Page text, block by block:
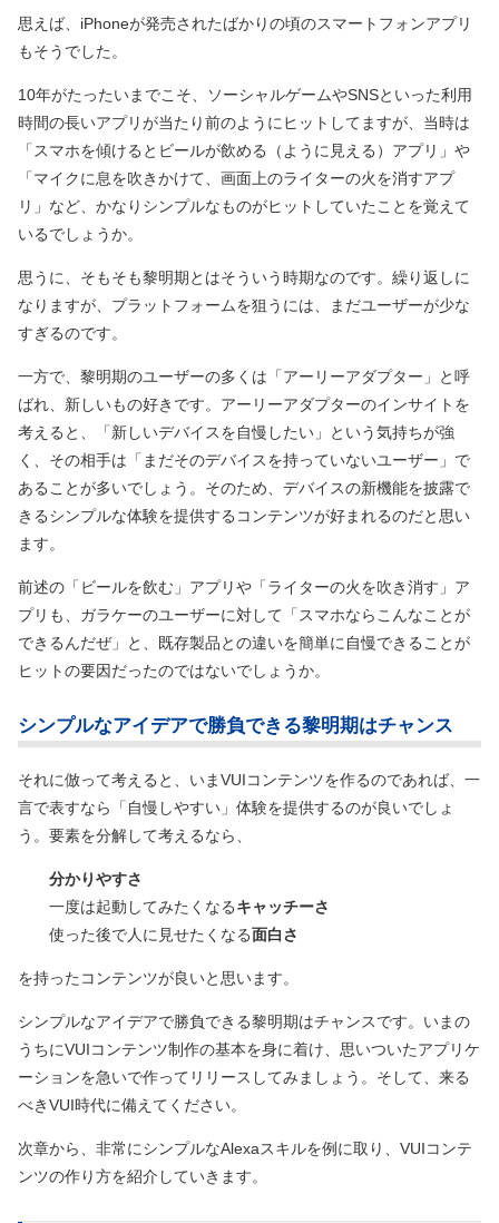
思えば、iPhoneが発売されたばかりの頃のスマートフォンアプリ
もそうでした。
10年がたったいまでこそ、ソーシャルゲームやSNSといった利用
時間の長いアプリが当たり前のようにヒットしてますが、当時は
「スマホを傾けるとビールが飲める
（ように見える） アプリ」や
「マイクに息を吹きかけて、画面上のライターの火を消すアプ
リ」など、かなりシンプルなものがヒットしていたことを覚えて
いるでしょうか。
思うに、そもそも黎明期とはそういう時期なのです。繰り返しに
なりますが、プラットフォームを狙うには、まだユーザーが少な
すぎるのです。
一方で、黎明期のユーザーの多くは「アーリーアダプター」と呼
ばれ、新しいもの好きです。アーリーアダプターのインサイトを
考えると、「新しいデバイスを自慢したい」という気持ちが強
く、その相手は「まだそのデバイスを持っていないユーザー」で
あることが多いでしょう。そのため、デバイスの新機能を披露で
きるシンプルな体験を提供するコンテンツが好まれるのだと思い
ます。
前述の「ビールを飲む」アプリや「ライターの火を吹き消す」ア
プリも、ガラケーのユーザーに対して「スマホならこんなことが
できるんだぜ」と、既存製品との違いを簡単に自慢できることが
ヒットの要因だったのではないでしょうか。
シンプルなアイデアで勝負できる黎明期はチャンス
それに倣って考えると、いまVUIコンテンツを作るのであれば、一
言で表すなら「自慢しやすい」体験を提供するのが良いでしょ
う。要素を分解して考えるなら、
分かりやすさ
一度は起動してみたくなるキャッチーさ
使った後で人に見せたくなる面白さ
を持ったコンテンツが良いと思います。
シンプルなアイデアで勝負できる黎明期はチャンスです。いまの
うちにVUIコンテンツ制作の基本を身に着け、思いついたアプリケ
ーションを急いで作ってリリースしてみましょう。そして、来る
べきVUI時代に備えてください。
次章から、非常にシンプルなAlexaスキルを例に取り、VUIコンテ
ンツの作り方を紹介していきます。